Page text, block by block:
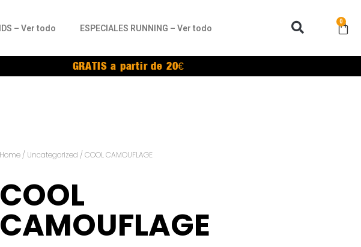
– Ver todo ESPECIALES RUNNING – Ver todo
0
GRATIS a partir de 20€
Home / Uncategorized / COOL CAMOUFLAGE
COOL
CAMOUFLAGE